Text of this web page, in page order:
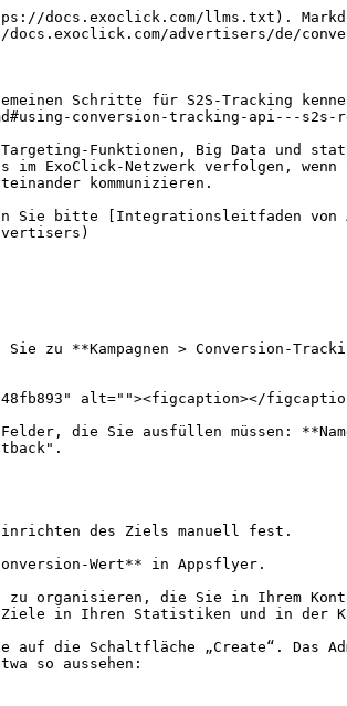
docs.exoclick.com/llms.txt).
advertisers/de/
Schritte für S2S-Tracking
conversion-tracking-api---s2s-
Funktionen, Big Data und
ExoClick-Netzwerk verfolgen,
kommunizieren.
Sie bitte [Integrationsleitfaden
zu **Kampagnen > Conversion-
alt=""><figcaption></
die Sie ausfüllen müssen:
des Ziels manuell fest.
Wert** in Appsflyer.
zu organisieren, die Sie in Ihrem
in Ihren Statistiken und in der
die Schaltfläche „Create“. Das
so aussehen: